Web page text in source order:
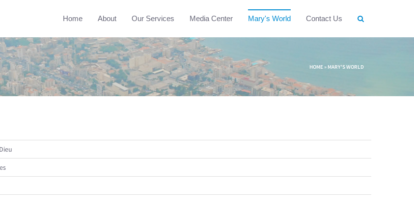
Home About Our Services Media Center Mary's World Contact Us
HOME » MARY'S WORLD